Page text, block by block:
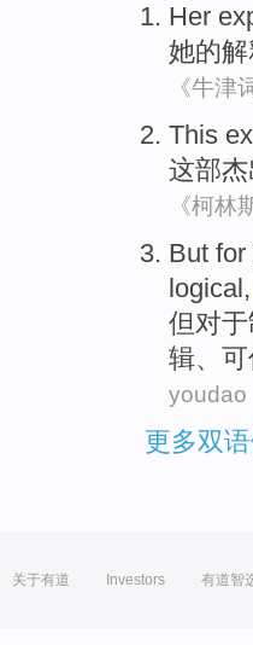
Her
她的
《牛津
This
这部
《柯林
But for
logical,
但对于
辑、可
youdao
更多双
关于有道 Investors 有道智